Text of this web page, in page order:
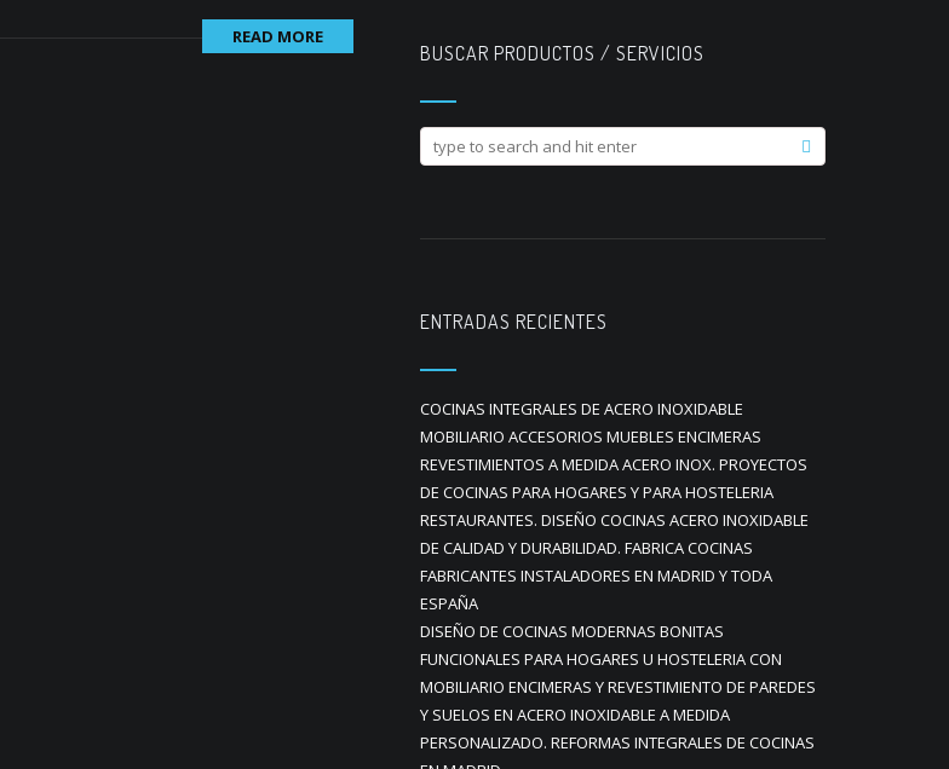
READ MORE
BUSCAR PRODUCTOS / SERVICIOS
ENTRADAS RECIENTES
COCINAS INTEGRALES DE ACERO INOXIDABLE
MOBILIARIO ACCESORIOS MUEBLES ENCIMERAS
REVESTIMIENTOS A MEDIDA ACERO INOX. PROYECTOS
DE COCINAS PARA HOGARES Y PARA HOSTELERIA
RESTAURANTES. DISEÑO COCINAS ACERO INOXIDABLE
DE CALIDAD Y DURABILIDAD. FABRICA COCINAS
FABRICANTES INSTALADORES EN MADRID Y TODA
ESPAÑA
DISEÑO DE COCINAS MODERNAS BONITAS
FUNCIONALES PARA HOGARES U HOSTELERIA CON
MOBILIARIO ENCIMERAS Y REVESTIMIENTO DE PAREDES
Y SUELOS EN ACERO INOXIDABLE A MEDIDA
PERSONALIZADO. REFORMAS INTEGRALES DE COCINAS